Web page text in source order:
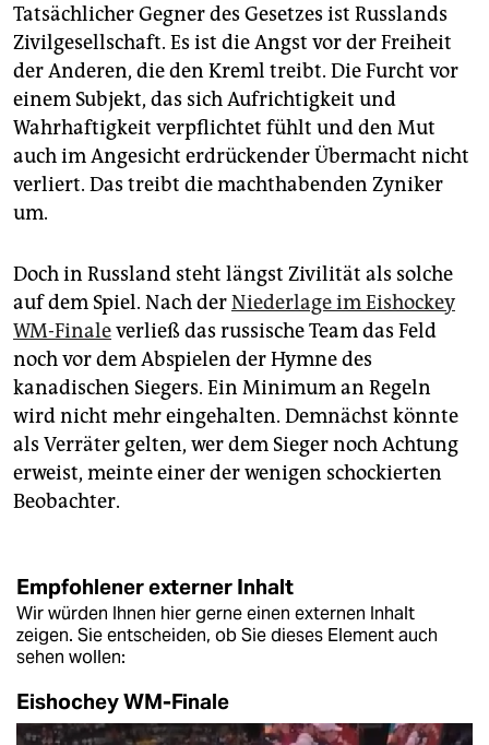
Tatsächlicher Gegner des Gesetzes ist Russlands
Zivilgesellschaft. Es ist die Angst vor der Freiheit
der Anderen, die den Kreml treibt. Die Furcht vor
einem Subjekt, das sich Aufrichtigkeit und
Wahrhaftigkeit verpflichtet fühlt und den Mut
auch im Angesicht erdrückender Übermacht nicht
verliert. Das treibt die machthabenden Zyniker
um.
Doch in Russland steht längst Zivilität als solche
auf dem Spiel. Nach derNiederlage im Eishockey
WM-Finaleverließ das russische Team das Feld
noch vor dem Abspielen der Hymne des
kanadischen Siegers. Ein Minimum an Regeln
wird nicht mehr eingehalten. Demnächst könnte
als Verräter gelten, wer dem Sieger noch Achtung
erweist, meinte einer der wenigen schockierten
Beobachter.
Empfohlener externer Inhalt
Wir würden Ihnen hier gerne einen externen Inhalt
zeigen. Sie entscheiden, ob Sie dieses Element auch
sehen wollen:
Eishochey WM-Finale